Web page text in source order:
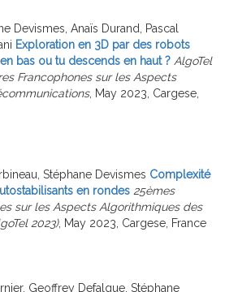
Devismes, Anaïs Durand, Pascal
Exploration en 3D par des robots
bas ou tu descends en haut ? AlgoTel
Francophones sur les Aspects
, May 2023, Cargese,
Stéphane Devismes Complexité
en rondes 25èmes
sur les Aspects Algorithmiques des
2023), May 2023, Cargese, France
Geoffrey Defalque, Stéphane